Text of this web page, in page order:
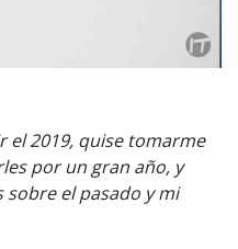
el 2019, quise tomarme
por un gran año, y
el pasado y mi